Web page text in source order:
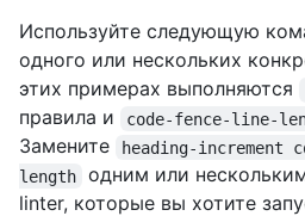
Используйте следующую
одного или нескольких
этих примерах выполняются
правила и code-fence-line-
Замените
heading-increment
length
одним или
linter, которые вы хотите